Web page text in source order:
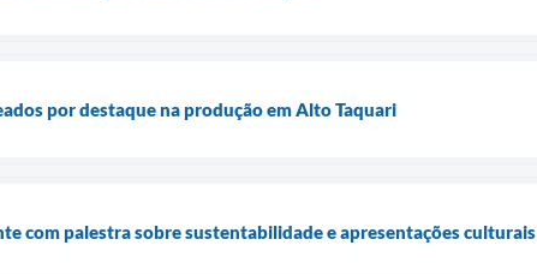
por destaque na produção em Alto Taquari
com palestra sobre sustentabilidade e apresentações culturais